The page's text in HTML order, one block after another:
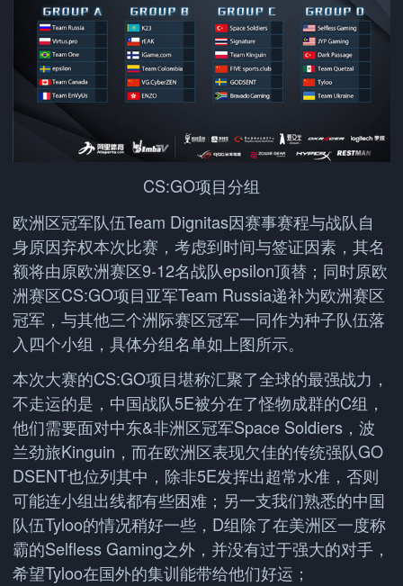
CS:GO项目分组
欧洲区冠军队伍Team Dignitas因赛事赛程与战队自
身原因弃权本次比赛，考虑到时间与签证因素，其名
额将由原欧洲赛区9-12名战队epsilon顶替；同时原欧
洲赛区CS:GO项目亚军Team Russia递补为欧洲赛区
冠军，与其他三个洲际赛区冠军一同作为种子队伍落
入四个小组，具体分组名单如上图所示。
本次大赛的CS:GO项目堪称汇聚了全球的最强战力，
不走运的是，中国战队5E被分在了怪物成群的C组，
他们需要面对中东&非洲区冠军Space Soldiers，波
兰劲旅Kinguin，而在欧洲区表现欠佳的传统强队GO
DSENT也位列其中，除非5E发挥出超常水准，否则
可能连小组出线都有些困难；另一支我们熟悉的中国
队伍Tyloo的情况稍好一些，D组除了在美洲区一度称
霸的Selfless Gaming之外，并没有过于强大的对手，
希望Tyloo在国外的集训能带给他们好运；